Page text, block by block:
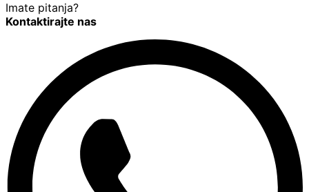
Imate pitanja?
Kontaktirajte nas